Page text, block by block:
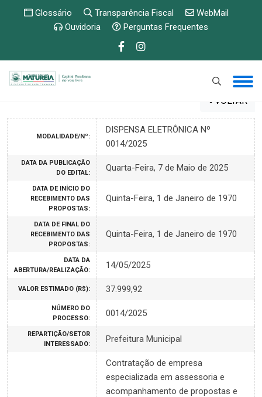
Glossário Transparência Fiscal
WebMail
Ouvidoria
Perguntas Frequentes
VOLTAR
MODALIDADE/Nº:
DISPENSA ELETRÔNICA Nº
0014/2025
DATA DA PUBLICAÇÃO
DO EDITAL:
Quarta-Feira, 7 de Maio de 2025
DATA DE INÍCIO DO
RECEBIMENTO DAS
PROPOSTAS:
Quinta-Feira, 1 de Janeiro de 1970
DATA DE FINAL DO
RECEBIMENTO DAS
PROPOSTAS:
Quinta-Feira, 1 de Janeiro de 1970
DATA DA
ABERTURA/REALIZAÇÃO:
14/05/2025
VALOR ESTIMADO (R$): 37.999,92
NÚMERO DO
PROCESSO:
0014/2025
REPARTIÇÃO/SETOR
INTERESSADO:
Prefeitura Municipal
Contratação de empresa
especializada em assessoria e
acompanhamento de propostas e